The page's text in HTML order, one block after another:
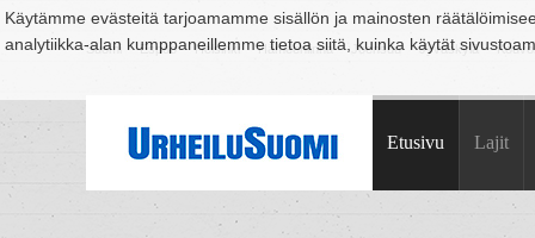
Käytämme evästeitä tarjoamamme sisällön ja mainosten
analytiikka-alan kumppaneillemme tietoa siitä, kuinka käytät
Suomi Espoo Helsinki Hämeenlinna Joensuu Jyväskylä
Etusivu Lajit